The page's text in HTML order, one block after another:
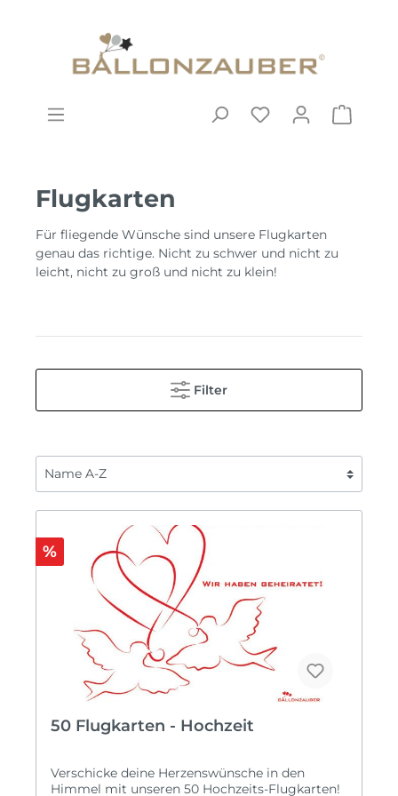
Flugkarten
Für fliegende Wünsche sind unsere Flugkarten
genau das richtige. Nicht zu schwer und nicht zu
leicht, nicht zu groß und nicht zu klein!
Filter
%
50 Flugkarten - Hochzeit
Verschicke deine Herzenswünsche in den
Himmel mit unseren 50 Hochzeits-Flugkarten!